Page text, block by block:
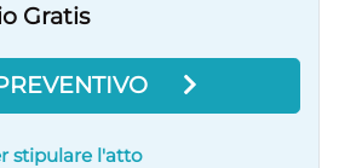
Gratis
stipulare l'atto